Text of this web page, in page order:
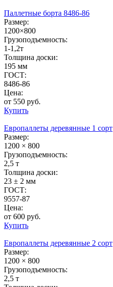
Паллетные борта 8486-86
Размер:
1200×800
Грузоподъемность:
1-1,2т
Толщина доски:
195 мм
ГОСТ:
8486-86
Цена:
от 550 руб.
Купить
Европаллеты деревянные 1 сорт
Размер:
1200 × 800
Грузоподъемность:
2,5 т
Толщина доски:
23 ± 2 мм
ГОСТ:
9557-87
Цена:
от 600 руб.
Купить
Европаллеты деревянные 2 сорт
Размер:
1200 × 800
Грузоподъемность:
2,5 т